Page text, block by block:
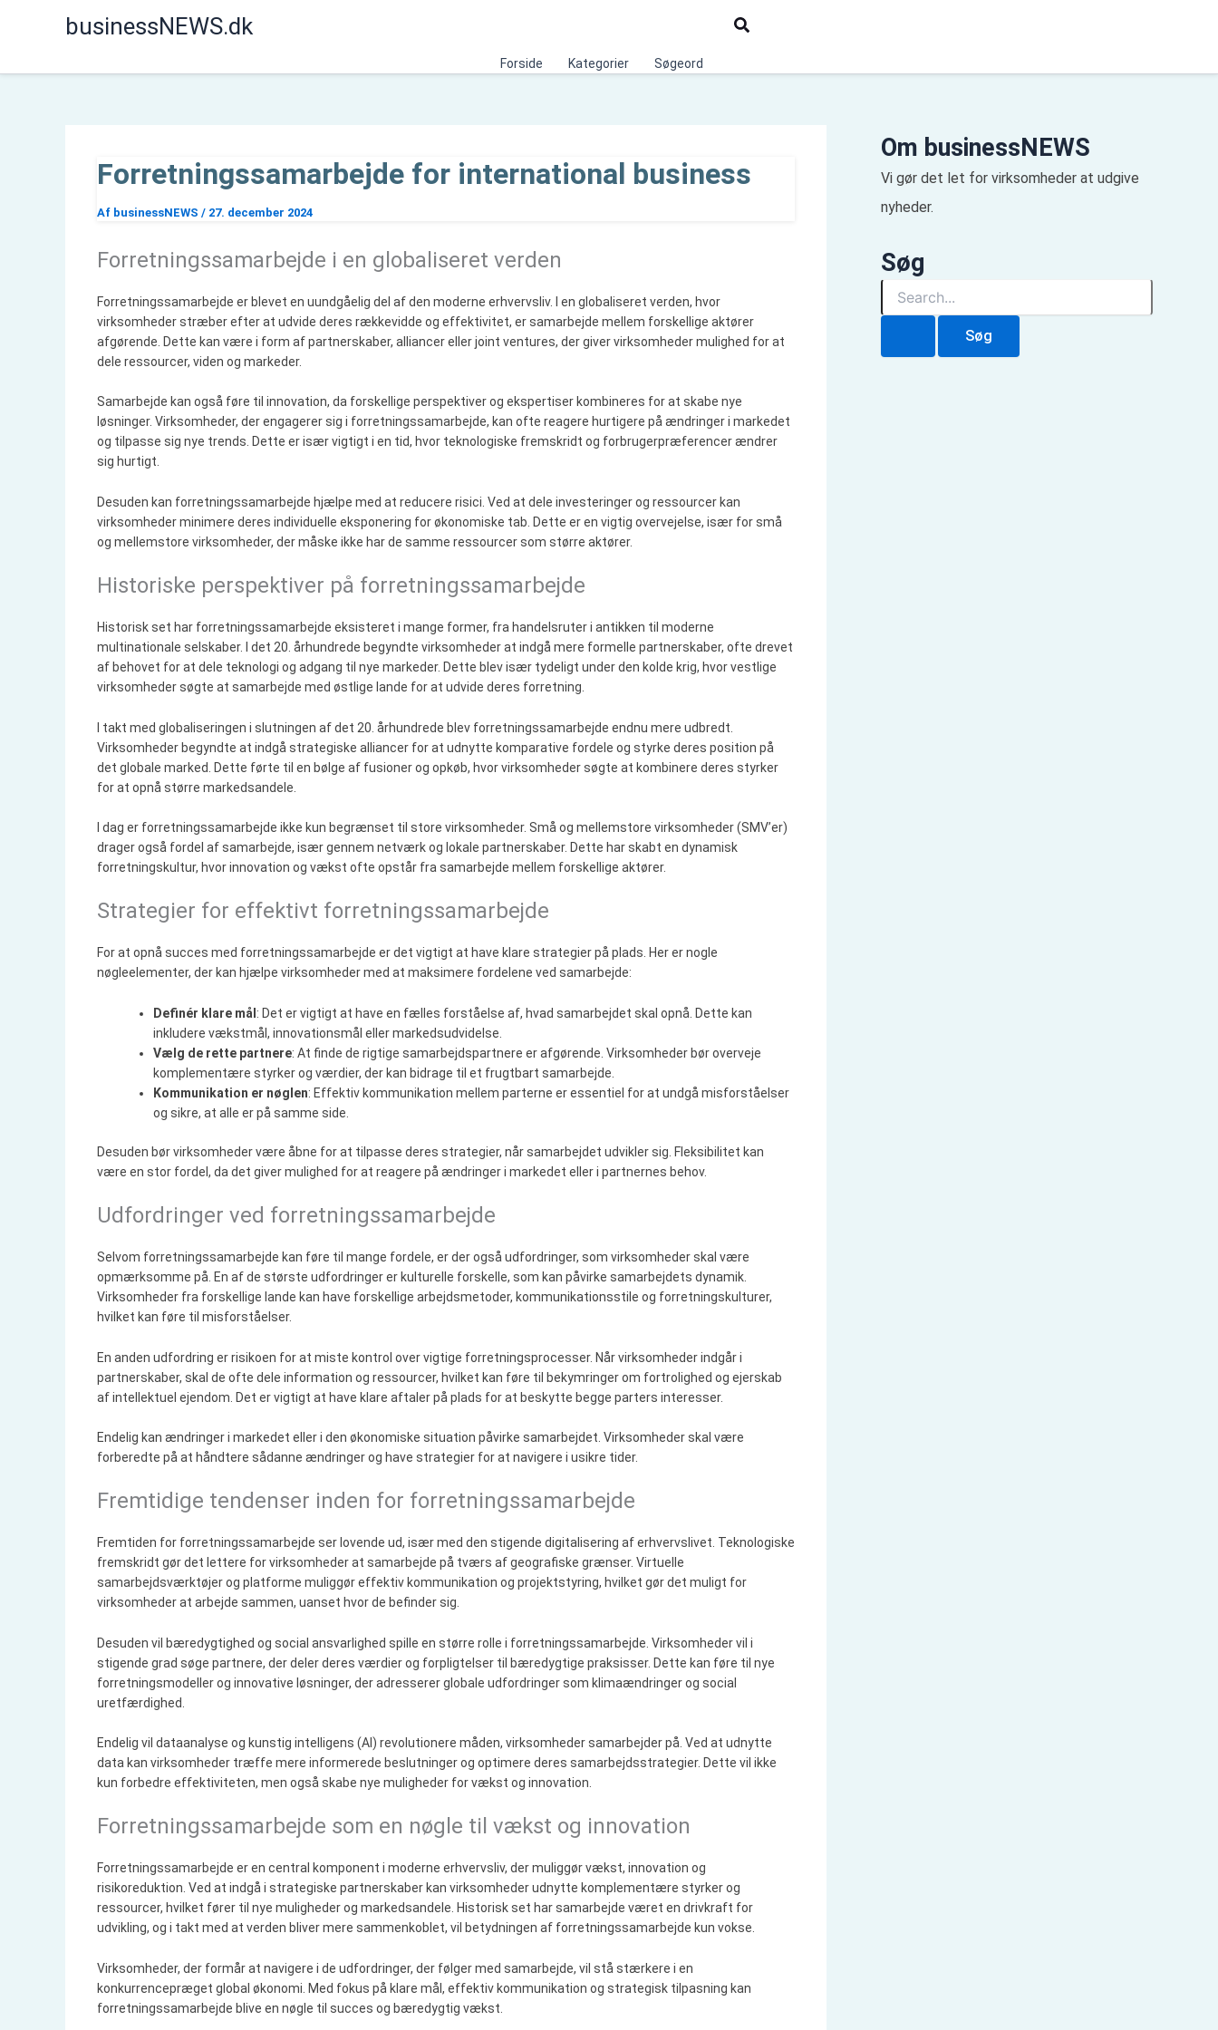
businessNEWS.dk Søg
Forside Kategorier Søgeord
Forretningssamarbejde for international business
Af businessNEWS / 27. december 2024
Forretningssamarbejde i en globaliseret verden
Forretningssamarbejde er blevet en uundgåelig del af den moderne erhvervsliv. I en globaliseret verden, hvor
virksomheder stræber efter at udvide deres rækkevidde og effektivitet, er samarbejde mellem forskellige aktører
afgørende. Dette kan være i form af partnerskaber, alliancer eller joint ventures, der giver virksomheder mulighed for at
dele ressourcer, viden og markeder.
Samarbejde kan også føre til innovation, da forskellige perspektiver og ekspertiser kombineres for at skabe nye
løsninger. Virksomheder, der engagerer sig i forretningssamarbejde, kan ofte reagere hurtigere på ændringer i markedet
og tilpasse sig nye trends. Dette er især vigtigt i en tid, hvor teknologiske fremskridt og forbrugerpræferencer ændrer
sig hurtigt.
Desuden kan forretningssamarbejde hjælpe med at reducere risici. Ved at dele investeringer og ressourcer kan
virksomheder minimere deres individuelle eksponering for økonomiske tab. Dette er en vigtig overvejelse, især for små
og mellemstore virksomheder, der måske ikke har de samme ressourcer som større aktører.
Historiske perspektiver på forretningssamarbejde
Historisk set har forretningssamarbejde eksisteret i mange former, fra handelsruter i antikken til moderne
multinationale selskaber. I det 20. århundrede begyndte virksomheder at indgå mere formelle partnerskaber, ofte drevet
af behovet for at dele teknologi og adgang til nye markeder. Dette blev især tydeligt under den kolde krig, hvor vestlige
virksomheder søgte at samarbejde med østlige lande for at udvide deres forretning.
I takt med globaliseringen i slutningen af det 20. århundrede blev forretningssamarbejde endnu mere udbredt.
Virksomheder begyndte at indgå strategiske alliancer for at udnytte komparative fordele og styrke deres position på
det globale marked. Dette førte til en bølge af fusioner og opkøb, hvor virksomheder søgte at kombinere deres styrker
for at opnå større markedsandele.
I dag er forretningssamarbejde ikke kun begrænset til store virksomheder. Små og mellemstore virksomheder (SMV’er)
drager også fordel af samarbejde, især gennem netværk og lokale partnerskaber. Dette har skabt en dynamisk
forretningskultur, hvor innovation og vækst ofte opstår fra samarbejde mellem forskellige aktører.
Strategier for effektivt forretningssamarbejde
For at opnå succes med forretningssamarbejde er det vigtigt at have klare strategier på plads. Her er nogle
nøgleelementer, der kan hjælpe virksomheder med at maksimere fordelene ved samarbejde:
Definér klare mål : Det er vigtigt at have en fælles forståelse af, hvad samarbejdet skal opnå. Dette kan
inkludere vækstmål, innovationsmål eller markedsudvidelse.
Vælg de rette partnere: At finde de rigtige samarbejdspartnere er afgørende. Virksomheder bør overveje
komplementære styrker og værdier, der kan bidrage til et frugtbart samarbejde.
Kommunikation er nøglen: Effektiv kommunikation mellem parterne er essentiel for at undgå misforståelser
og sikre, at alle er på samme side.
Desuden bør virksomheder være åbne for at tilpasse deres strategier, når samarbejdet udvikler sig. Fleksibilitet kan
være en stor fordel, da det giver mulighed for at reagere på ændringer i markedet eller i partnernes behov.
Udfordringer ved forretningssamarbejde
Selvom forretningssamarbejde kan føre til mange fordele, er der også udfordringer, som virksomheder skal være
opmærksomme på. En af de største udfordringer er kulturelle forskelle, som kan påvirke samarbejdets dynamik.
Virksomheder fra forskellige lande kan have forskellige arbejdsmetoder, kommunikationsstile og forretningskulturer,
hvilket kan føre til misforståelser.
En anden udfordring er risikoen for at miste kontrol over vigtige forretningsprocesser. Når virksomheder indgår i
partnerskaber, skal de ofte dele information og ressourcer, hvilket kan føre til bekymringer om fortrolighed og ejerskab
af intellektuel ejendom. Det er vigtigt at have klare aftaler på plads for at beskytte begge parters interesser.
Endelig kan ændringer i markedet eller i den økonomiske situation påvirke samarbejdet. Virksomheder skal være
forberedte på at håndtere sådanne ændringer og have strategier for at navigere i usikre tider.
Fremtidige tendenser inden for forretningssamarbejde
Fremtiden for forretningssamarbejde ser lovende ud, især med den stigende digitalisering af erhvervslivet. Teknologiske
fremskridt gør det lettere for virksomheder at samarbejde på tværs af geografiske grænser. Virtuelle
samarbejdsværktøjer og platforme muliggør effektiv kommunikation og projektstyring, hvilket gør det muligt for
virksomheder at arbejde sammen, uanset hvor de befinder sig.
Desuden vil bæredygtighed og social ansvarlighed spille en større rolle i forretningssamarbejde. Virksomheder vil i
stigende grad søge partnere, der deler deres værdier og forpligtelser til bæredygtige praksisser. Dette kan føre til nye
forretningsmodeller og innovative løsninger, der adresserer globale udfordringer som klimaændringer og social
uretfærdighed.
Endelig vil dataanalyse og kunstig intelligens (AI) revolutionere måden, virksomheder samarbejder på. Ved at udnytte
data kan virksomheder træffe mere informerede beslutninger og optimere deres samarbejdsstrategier. Dette vil ikke
kun forbedre effektiviteten, men også skabe nye muligheder for vækst og innovation.
Forretningssamarbejde som en nøgle til vækst og innovation
Forretningssamarbejde er en central komponent i moderne erhvervsliv, der muliggør vækst, innovation og
risikoreduktion. Ved at indgå i strategiske partnerskaber kan virksomheder udnytte komplementære styrker og
ressourcer, hvilket fører til nye muligheder og markedsandele. Historisk set har samarbejde været en drivkraft for
udvikling, og i takt med at verden bliver mere sammenkoblet, vil betydningen af forretningssamarbejde kun vokse.
Virksomheder, der formår at navigere i de udfordringer, der følger med samarbejde, vil stå stærkere i en
konkurrencepræget global økonomi. Med fokus på klare mål, effektiv kommunikation og strategisk tilpasning kan
forretningssamarbejde blive en nøgle til succes og bæredygtig vækst.
Om businessNEWS
Vi gør det let for virksomheder at udgive
nyheder.
Søg
f